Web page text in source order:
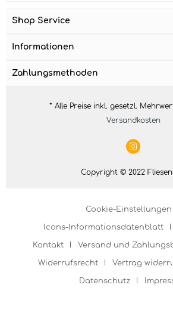
Shop Service
Informationen
Zahlungsmethoden
* Alle Preise inkl. gesetzl.
Versandkosten
Copyright © 2022
Cookie-Einstellungen
Icons-Informationsdatenblatt
Kontakt Versand und
Widerrufsrecht Vertrag
Datenschutz